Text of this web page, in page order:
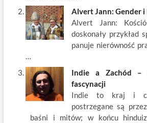
Alvert Jann: Gender
Alvert Jann:
doskonały przykład
panuje nierówność
Indie a Zachód –
fascynacji
Indie to kraj i
postrzegane są
baśni i mitów; w końcu